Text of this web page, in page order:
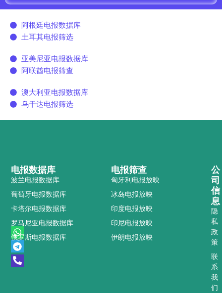
阿根廷电报数据库
土耳其电报筛选
亚美尼亚电报数据库
阿联酋电报筛查
澳大利亚电报数据库
乌干达电报筛选
W
h
a
t
s
T
e
l
e
g
P
h
o
n
e
电报筛查
匈牙利电报放映
冰岛电报放映
印度电报放映
印尼电报放映
伊朗电报放映
电报数据库
波兰电报数据库
葡萄牙电报数据库
卡塔尔电报数据库
罗马尼亚电报数据库
俄罗斯电报数据库
公
司
信
息
隐
私
政
策
联
系
我
们